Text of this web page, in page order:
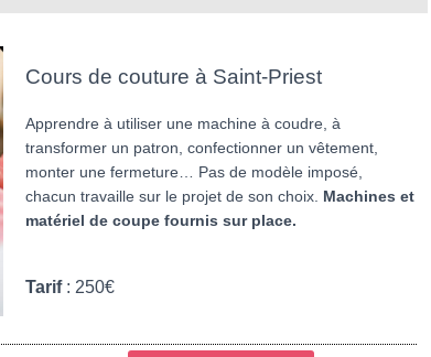
Cours de couture à Saint-Priest
Apprendre à utiliser une machine à coudre, à
transformer un patron, confectionner un vêtement,
monter une fermeture… Pas de modèle imposé,
chacun travaille sur le projet de son choix. Machines et
matériel de coupe fournis sur place.
Tarif: 250€